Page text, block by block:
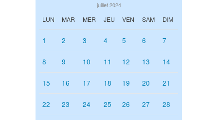
juillet 2024
LUN MAR MER JEU VEN SAM DIM
1 2 3 4 5 6 7
8 9 10 11 12 13 14
15 16 17 18 19 20 21
22 23 24 25 26 27 28